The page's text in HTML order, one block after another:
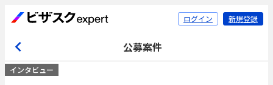
ログイン 新規登録
公募案件
インタビュー